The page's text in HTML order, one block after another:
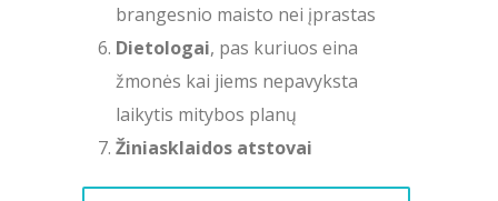
brangesnio maisto nei įprastas
Dietologai, pas kuriuos eina
žmonės kai jiems nepavyksta
laikytis mitybos planų
Žiniasklaidos atstovai